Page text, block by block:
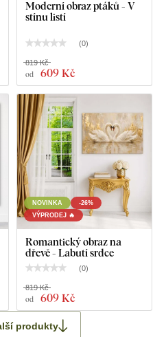
Moderní obraz ptáků - V
stínu listí
(0)
od 609 Kč
819 Kč
NOVINKA
-26%
VÝPRODEJ 🔥
Romantický obraz na
dřevě - Labutí srdce
(0)
od 609 Kč
819 Kč
produkty